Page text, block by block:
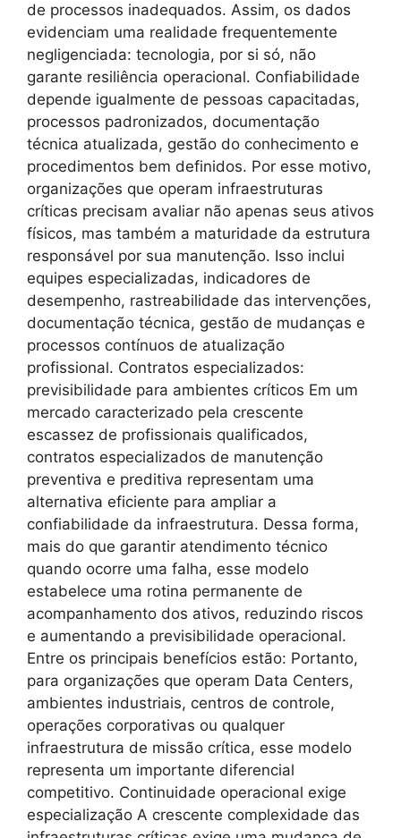
de processos inadequados. Assim, os dados
evidenciam uma realidade frequentemente
negligenciada: tecnologia, por si só, não
garante resiliência operacional. Confiabilidade
depende igualmente de pessoas capacitadas,
processos padronizados, documentação
técnica atualizada, gestão do conhecimento e
procedimentos bem definidos. Por esse motivo,
organizações que operam infraestruturas
críticas precisam avaliar não apenas seus ativos
físicos, mas também a maturidade da estrutura
responsável por sua manutenção. Isso inclui
equipes especializadas, indicadores de
desempenho, rastreabilidade das intervenções,
documentação técnica, gestão de mudanças e
processos contínuos de atualização
profissional. Contratos especializados:
previsibilidade para ambientes críticos Em um
mercado caracterizado pela crescente
escassez de profissionais qualificados,
contratos especializados de manutenção
preventiva e preditiva representam uma
alternativa eficiente para ampliar a
confiabilidade da infraestrutura. Dessa forma,
mais do que garantir atendimento técnico
quando ocorre uma falha, esse modelo
estabelece uma rotina permanente de
acompanhamento dos ativos, reduzindo riscos
e aumentando a previsibilidade operacional.
Entre os principais benefícios estão: Portanto,
para organizações que operam Data Centers,
ambientes industriais, centros de controle,
operações corporativas ou qualquer
infraestrutura de missão crítica, esse modelo
representa um importante diferencial
competitivo. Continuidade operacional exige
especialização A crescente complexidade das